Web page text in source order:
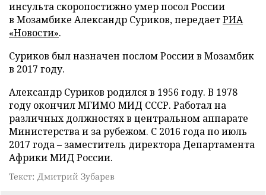
инсульта скоропостижно умер посол России
в Мозамбике Александр Суриков, передаетРИА
«Новости».
Суриков был назначен послом России в Мозамбик
в 2017 году.
Александр Суриков родился в 1956 году. В 1978
году окончил МГИМО МИД СССР. Работал на
различных должностях в центральном аппарате
Министерства и за рубежом. С 2016 года по июль
2017 года – заместитель директора Департамента
Африки МИД России.
Текст: Дмитрий Зубарев